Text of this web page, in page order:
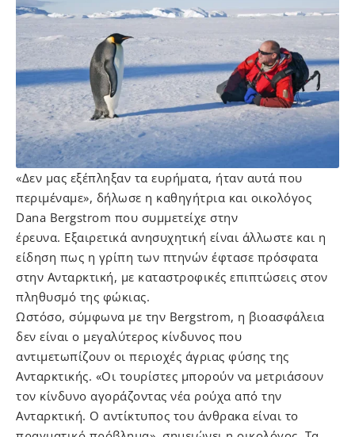
«Δεν μας εξέπληξαν τα ευρήματα, ήταν αυτά που
περιμέναμε», δήλωσε η καθηγήτρια και οικολόγος
Dana Bergstrom που συμμετείχε στην
έρευνα. Εξαιρετικά ανησυχητική είναι άλλωστε και η
είδηση πως η γρίπη των πτηνών έφτασε πρόσφατα
στην Ανταρκτική, με καταστροφικές επιπτώσεις στον
πληθυσμό της φώκιας.
Ωστόσο, σύμφωνα με την Bergstrom, η βιοασφάλεια
δεν είναι ο μεγαλύτερος κίνδυνος που
αντιμετωπίζουν οι περιοχές άγριας φύσης της
Ανταρκτικής. «Οι τουρίστες μπορούν να μετριάσουν
τον κίνδυνο αγοράζοντας νέα ρούχα από την
Ανταρκτική. Ο αντίκτυπος του άνθρακα είναι το